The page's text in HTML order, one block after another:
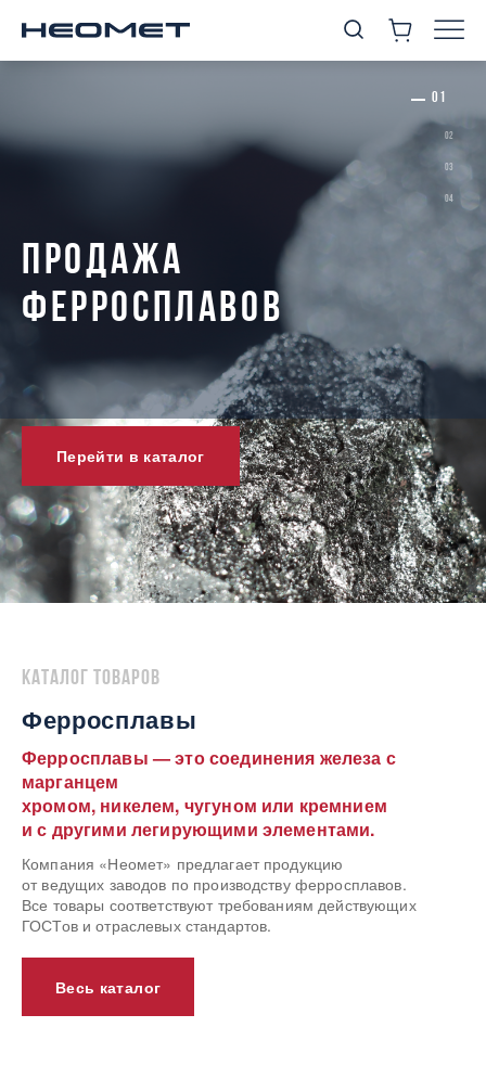
ПРОДАЖА
ФЕРРОСПЛАВОВ
Перейти в каталог
Каталог товаров
Ферросплавы
Ферросплавы — это соединения железа с
марганцем
хромом, никелем, чугуном или кремнием
и с другими легирующими элементами.
Компания «Неомет» предлагает продукцию
от ведущих заводов по производству ферросплавов.
Все товары соответствуют требованиям действующих
ГОСТов и отраслевых стандартов.
Весь каталог